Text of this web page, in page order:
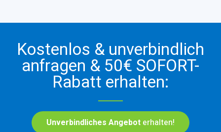
Kostenlos & unverbindlich
anfragen & 50€ SOFORT-
Rabatt erhalten:
Unverbindliches Angebot erhalten!